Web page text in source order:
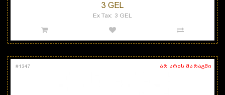
3 GEL
Ex Tax: 3 GEL
არ არის მარაგში
#1347